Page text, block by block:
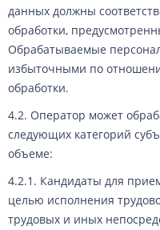
данных должны
обработки,
Обрабатываемые
избыточными по
обработки.
4.2. Оператор может
следующих категорий
объеме:
4.2.1. Кандидаты для
целью исполнения
трудовых и иных